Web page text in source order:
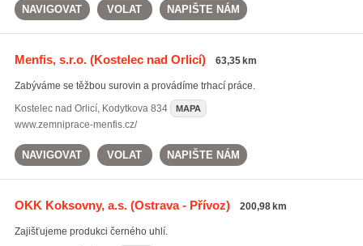
NAVIGOVAT VOLAT NAPIŠTE NÁM
Menfis, s.r.o.(Kostelec nad Orlicí) 63,35 km
Zabýváme se těžbou surovin a provádíme trhací práce.
Kostelec nad Orlicí, Kodytkova 834 MAPA
www.zemniprace-menfis.cz/
NAVIGOVAT VOLAT NAPIŠTE NÁM
OKK Koksovny, a.s.(Ostrava - Přívoz) 200,98 km
Zajišťujeme produkci černého uhlí.